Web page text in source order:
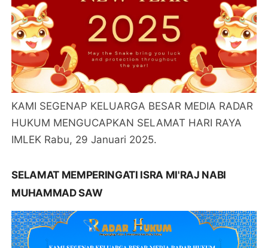
KAMI SEGENAP KELUARGA BESAR MEDIA RADAR
HUKUM MENGUCAPKAN SELAMAT HARI RAYA
IMLEK Rabu, 29 Januari 2025.
SELAMAT MEMPERINGATI ISRA MI'RAJ NABI
MUHAMMAD SAW